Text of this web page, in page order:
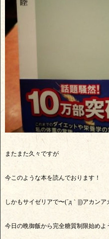
またまた久々ですが
今このような本を読んでおります！
しかもサイゼリアで〜(´д｀|||)アカン
今日の晩御飯から完全糖質制限始めよ